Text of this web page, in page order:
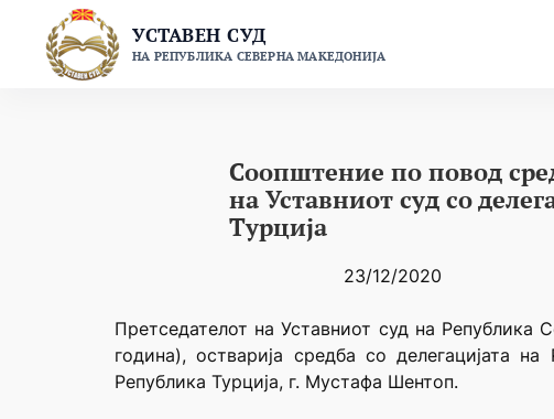
content
УСТАВЕН СУД
НА РЕПУБЛИКА СЕВЕРНА МАКЕДОНИЈА
Соопштение по повод
на Уставниот суд со
Турција
23/12/2020
Претседателот на Уставниот суд на
година), остварија средба со делегацијата
Република Турција, г. Мустафа Шентоп.